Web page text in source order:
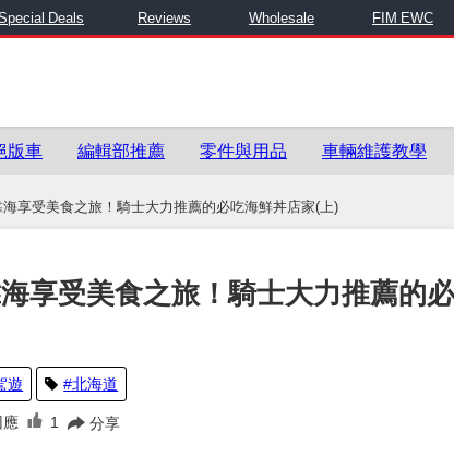
Deals Reviews Wholesale FIM EWC
版車 編輯部推薦 零件與用品 車輛維護教學
海享受美食之旅！騎士大力推薦的必吃海鮮丼店家(上)
享受美食之旅！騎士大力推薦的
遊 #北海道
應 1 分享